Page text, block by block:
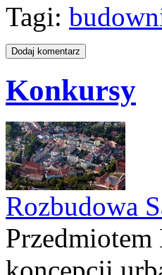
Tagi:
Konkursy
Rozbudowa